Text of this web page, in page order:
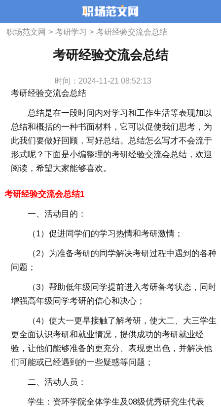
职场范文网 > 考研学习 > 考研经验交流会总结
考研经验交流会总结
时间：2024-11-21 08:52:13
考研经验交流会总结
总结是在一段时间内对学习和工作生活等表现加以
总结和概括的一种书面材料，它可以促使我们思考，为
此我们要做好回顾，写好总结。总结怎么写才不会流于
形式呢？下面是小编整理的考研经验交流会总结，欢迎
阅读，希望大家能够喜欢。
考研经验交流会总结1
一、活动目的：
（1）促进同学们的学习热情和考研激情；
（2）为准备考研的同学解决考研过程中遇到的各种
问题；
（3）帮助低年级同学提前进入考研备考状态，同时
增强高年级同学考研的信心和决心；
（4）使大一更早接触了解考研，使大二、大三学生
更全面认识考研和就业情况，提供成功的考研就业经
验，让他们能够准备的更充分、表现更出色，并解决他
们可能或已经遇到的一些疑惑等问题；
二、活动人员：
学生：资环学院全体学生及08级优秀研究生代表